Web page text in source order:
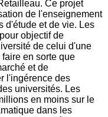
Ce projet
de l'enseignement
d'étude et de vie. Les
objectif de
de celui d'une
en sorte que
et de
l'ingérence des
universités. Les
en moins sur le
dans les